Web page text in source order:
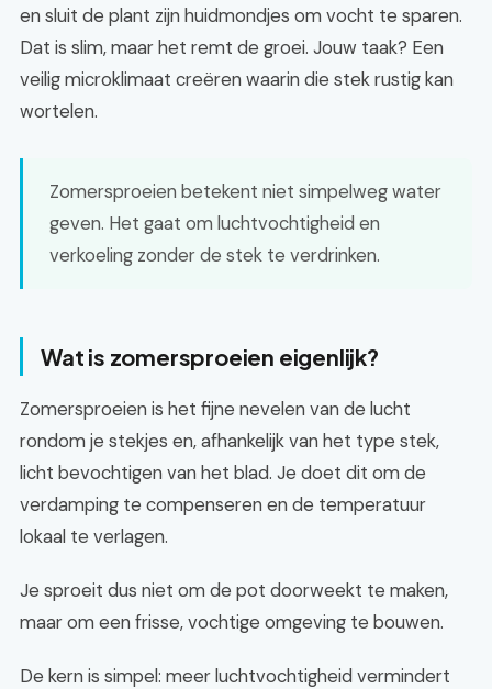
en sluit de plant zijn huidmondjes om vocht te sparen.
Dat is slim, maar het remt de groei. Jouw taak? Een
veilig microklimaat creëren waarin die stek rustig kan
wortelen.
Zomersproeien betekent niet simpelweg water
geven. Het gaat om luchtvochtigheid en
verkoeling zonder de stek te verdrinken.
Wat is zomersproeien eigenlijk?
Zomersproeien is het fijne nevelen van de lucht
rondom je stekjes en, afhankelijk van het type stek,
licht bevochtigen van het blad. Je doet dit om de
verdamping te compenseren en de temperatuur
lokaal te verlagen.
Je sproeit dus niet om de pot doorweekt te maken,
maar om een frisse, vochtige omgeving te bouwen.
De kern is simpel: meer luchtvochtigheid vermindert